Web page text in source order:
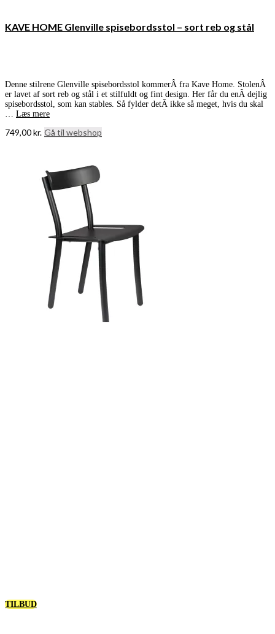
KAVE HOME Glenville spisebordsstol – sort reb og stål
Denne stilrene Glenville spisebordsstol kommerÂ fra Kave Home. StolenÂ
er lavet af sort reb og stål i et stilfuldt og fint design. Her får du enÂ dejlig
spisebordsstol, som kan stables. Så fylder detÂ ikke så meget, hvis du skal
… Læs mere
749,00kr. Gå til webshop
TILBUD